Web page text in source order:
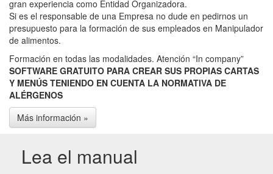
gran experiencia como Entidad Organizadora.
Si es el responsable de una Empresa no dude en pedirnos un
presupuesto para la formación de sus empleados en Manipulador
de alimentos.
Formación en todas las modalidades. Atención “In company”
SOFTWARE GRATUITO PARA CREAR SUS PROPIAS CARTAS
Y MENÚS TENIENDO EN CUENTA LA NORMATIVA DE
ALÉRGENOS
Más información »
Lea el manual